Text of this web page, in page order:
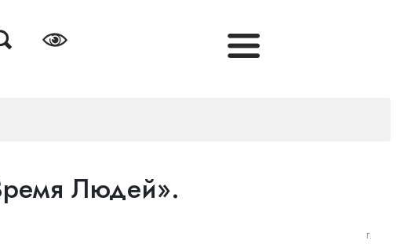
Людей».
г.